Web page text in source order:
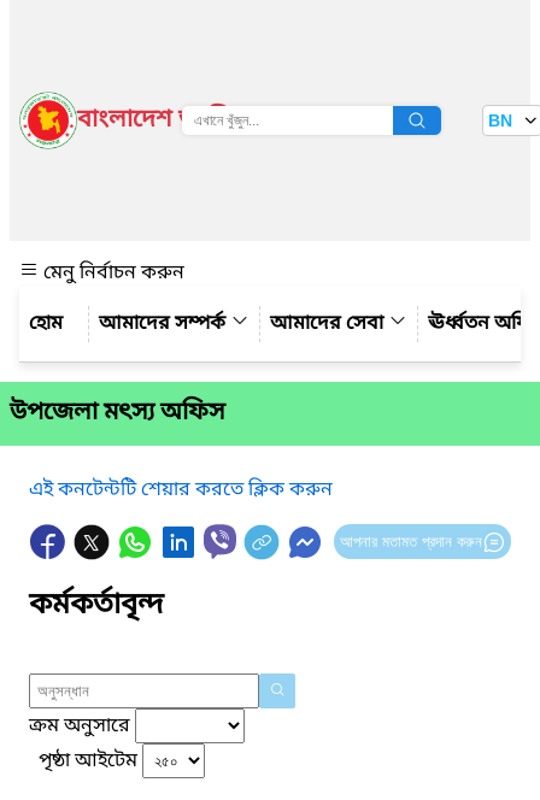
বাংলাদেশ জাতীয় তথ্য বাতায়ন BN
মেনু নির্বাচন করুন
আমাদের সম্পর্ক
আমাদের সেবা ঊর্ধ্বতন
উপজেলা মৎস্য অফিস
এই কনটেন্টটি শেয়ার করতে ক্লিক করুন
আপনার মতামত প্রদান করুন
কর্মকর্তাবৃন্দ
ক্রম অনুসারে
পৃষ্ঠা আইটেম